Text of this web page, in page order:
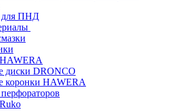
для ПНД
диски DRONCO
коронки HAWERA